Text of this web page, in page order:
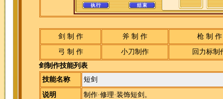
剑 制 作 斧 制 作 枪 制 作
弓 制 作 小刀制作
回力标制
剑制作技能列表
技能名称
短剑
说明 制作·修理·装饰短剑。